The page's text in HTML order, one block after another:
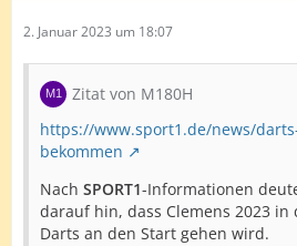
2. Januar 2023 um 18:07
Zitat von M180H
https://www.sport1.de/news/
bekommen
Nach SPORT1-Informationen
darauf hin, dass Clemens 2023 in
Darts an den Start gehen wird.